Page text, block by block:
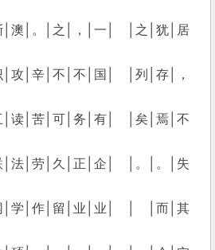
│澳│。│之│，│一│　│之│犹│居
攻│辛│不│不│国│　│列│存│，
│读│苦│可│务│有│　│矣│焉│不
│法│劳│久│正│企│　│。│。│失
│学│作│留│业│业│　│　│而│其